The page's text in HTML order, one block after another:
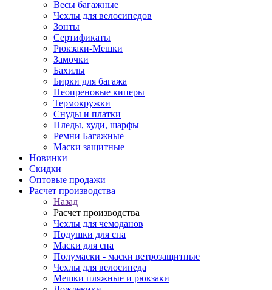
Весы багажные
Чехлы для велосипедов
Зонты
Сертификаты
Рюкзаки-Мешки
Замочки
Бахилы
Бирки для багажа
Неопреновые киперы
Термокружки
Снуды и платки
Пледы, худи, шарфы
Ремни Багажные
Маски защитные
Новинки
Скидки
Оптовые продажи
Расчет производства
Назад
Расчет производства
Чехлы для чемоданов
Подушки для сна
Маски для сна
Полумаски - маски ветрозащитные
Чехлы для велосипеда
Мешки пляжные и рюкзаки